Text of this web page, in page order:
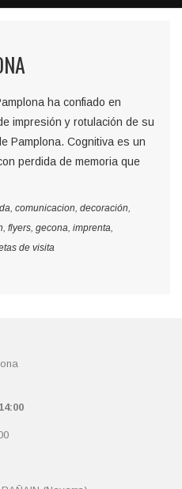
ha confiado en
impresión y rotulación de su
Pamplona. Cognitiva es un
perdida de memoria que
, comunicacion, decoración,
, flyers, gecona, imprenta,
de visita